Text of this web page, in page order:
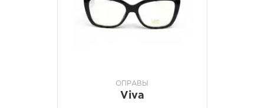
ОПРАВЫ
Viva